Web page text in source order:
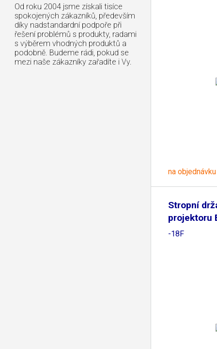
Od roku 2004 jsme získali tisíce
spokojených zákazníků, především
díky nadstandardní podpoře při
řešení problémů s produkty, radami
s výběrem vhodných produktů a
podobně. Budeme rádi, pokud se
mezi naše zákazníky zařadíte i Vy.
na objednávku
Stropní
projektoru
-18F